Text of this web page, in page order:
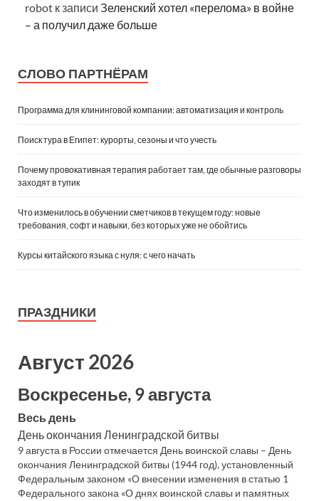
robot к записи Зеленский хотел «перелома» в войне
– а получил даже больше
СЛОВО ПАРТНЁРАМ
Программа для клининговой компании: автоматизация и контроль
Поиск тура в Египет: курорты, сезоны и что учесть
Почему провокативная терапия работает там, где обычные разговоры
заходят в тупик
Что изменилось в обучении сметчиков в текущем году: новые
требования, софт и навыки, без которых уже не обойтись
Курсы китайского языка с нуля: с чего начать
ПРАЗДНИКИ
Август 2026
Воскресенье, 9 августа
Весь день
День окончания Ленинградской битвы
9 августа в России отмечается День воинской славы – День
окончания Ленинградской битвы (1944 год), установленный
Федеральным законом «О внесении изменения в статью 1
Федерального закона «О днях воинской славы и памятных